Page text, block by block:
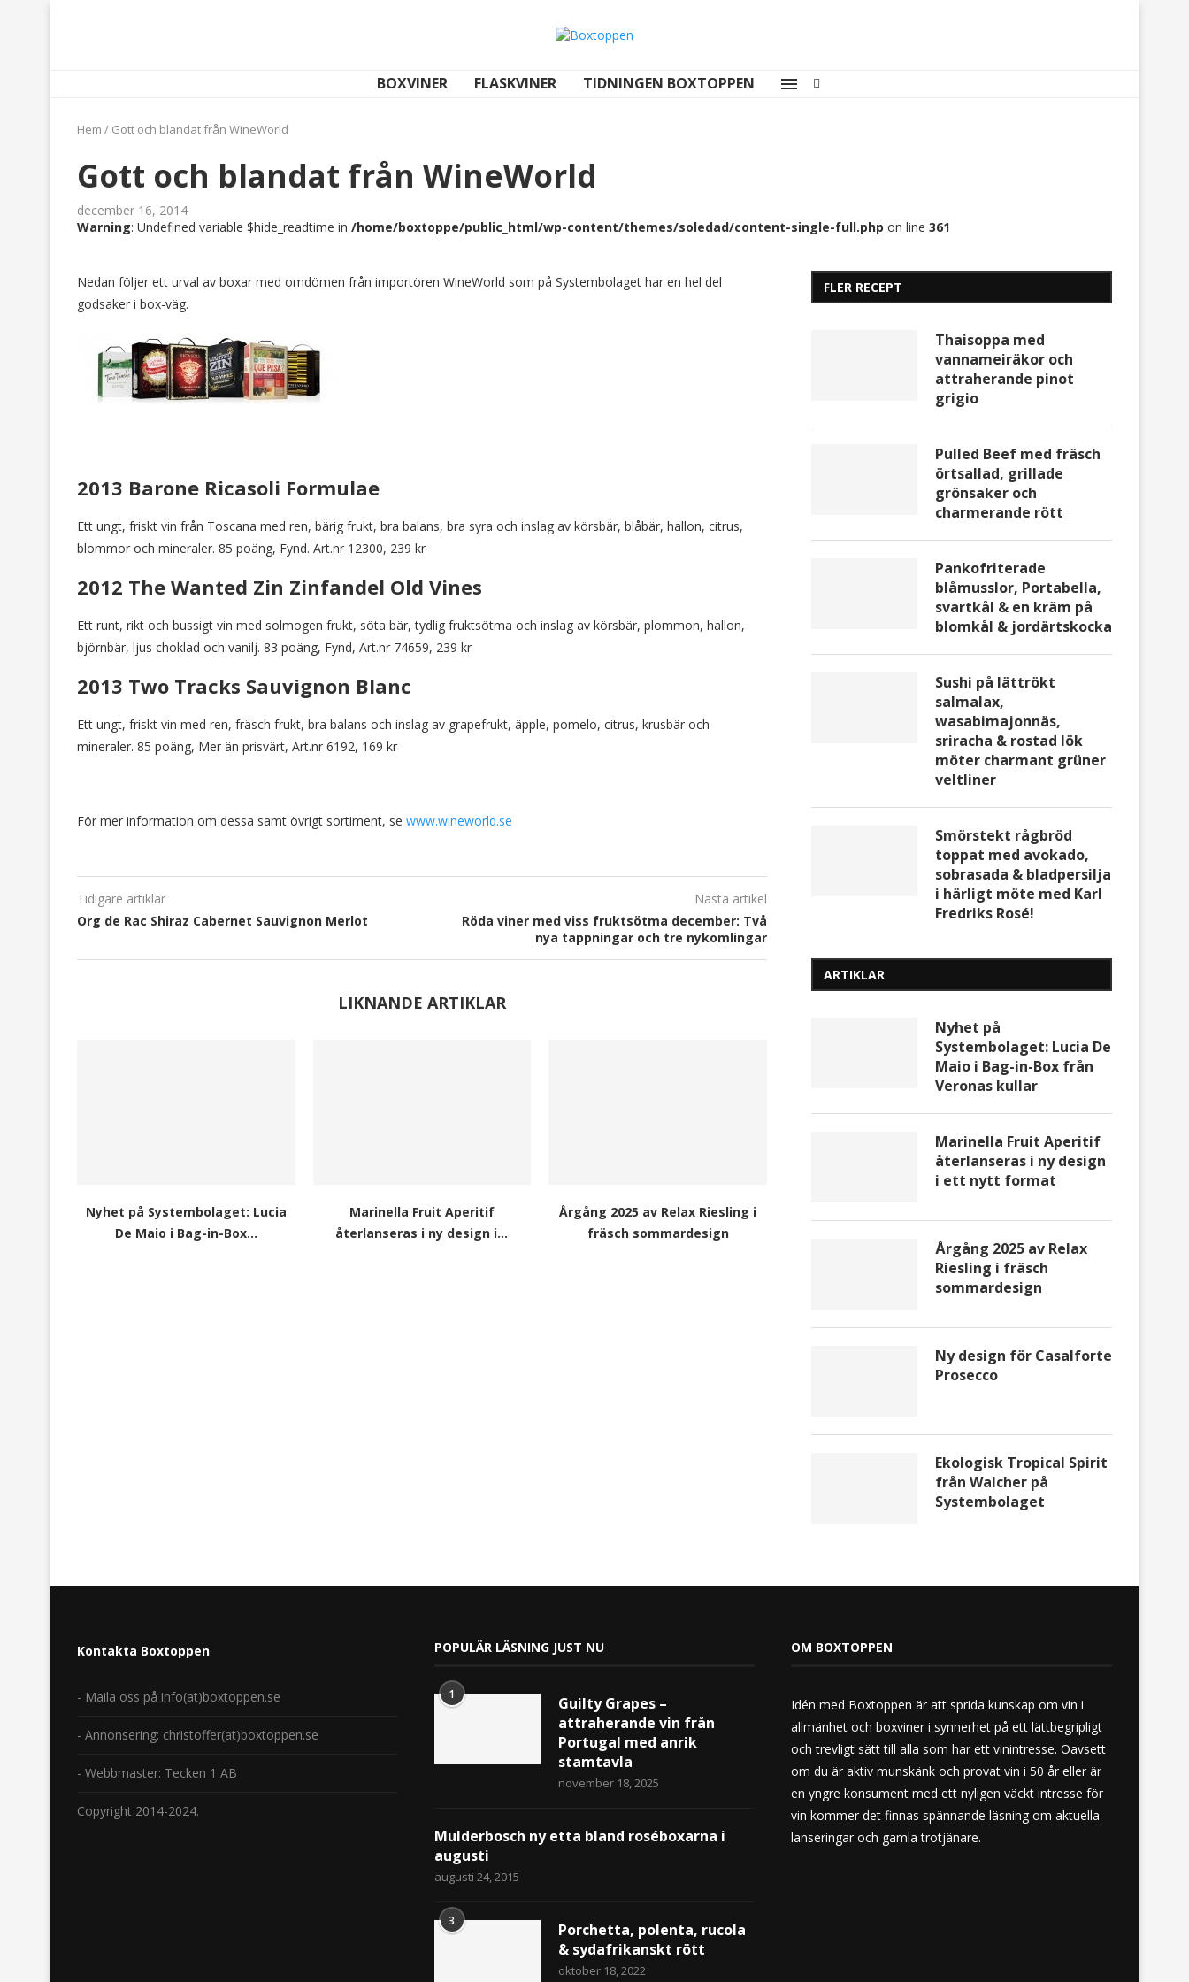
BOXVINER FLASKVINER TIDNINGEN BOXTOPPEN
Hem / Gott och blandat från WineWorld
Gott och blandat från WineWorld
december 16, 2014
Warning: Undefined variable $hide_readtime in /home/boxtoppe/public_html/wp-content/themes/soledad/content-single-full.php on line 361
Nedan följer ett urval av boxar med omdömen från importören WineWorld som på Systembolaget har en hel del
godsaker i box-väg.
2013 Barone Ricasoli Formulae
Ett ungt, friskt vin från Toscana med ren, bärig frukt, bra balans, bra syra och inslag av körsbär, blåbär, hallon, citrus,
blommor och mineraler. 85 poäng, Fynd. Art.nr 12300, 239 kr
2012 The Wanted Zin Zinfandel Old Vines
Ett runt, rikt och bussigt vin med solmogen frukt, söta bär, tydlig fruktsötma och inslag av körsbär, plommon, hallon,
björnbär, ljus choklad och vanilj. 83 poäng, Fynd, Art.nr 74659, 239 kr
2013 Two Tracks Sauvignon Blanc
Ett ungt, friskt vin med ren, fräsch frukt, bra balans och inslag av grapefrukt, äpple, pomelo, citrus, krusbär och
mineraler. 85 poäng, Mer än prisvärt, Art.nr 6192, 169 kr
För mer information om dessa samt övrigt sortiment, se www.wineworld.se
Tidigare artiklar
Org de Rac Shiraz Cabernet Sauvignon Merlot
Nästa artikel
Röda viner med viss fruktsötma december: Två
nya tappningar och tre nykomlingar
LIKNANDE ARTIKLAR
Nyhet på Systembolaget: Lucia
De Maio i Bag-in-Box...
Marinella Fruit Aperitif
återlanseras i ny design i...
Årgång 2025 av Relax Riesling i
fräsch sommardesign
FLER RECEPT
Thaisoppa med
vannameiräkor och
attraherande pinot
grigio
Pulled Beef med fräsch
örtsallad, grillade
grönsaker och
charmerande rött
Pankofriterade
blåmusslor, Portabella,
svartkål & en kräm på
blomkål & jordärtskocka
Sushi på lättrökt
salmalax,
wasabimajonnäs,
sriracha & rostad lök
möter charmant grüner
veltliner
Smörstekt rågbröd
toppat med avokado,
sobrasada & bladpersilja
i härligt möte med Karl
Fredriks Rosé!
ARTIKLAR
Nyhet på
Systembolaget: Lucia De
Maio i Bag-in-Box från
Veronas kullar
Marinella Fruit Aperitif
återlanseras i ny design
i ett nytt format
Årgång 2025 av Relax
Riesling i fräsch
sommardesign
Ny design för Casalforte
Prosecco
Ekologisk Tropical Spirit
från Walcher på
Systembolaget
Kontakta Boxtoppen
- Maila oss på info(at)boxtoppen.se
- Annonsering: christoffer(at)boxtoppen.se
- Webbmaster: Tecken 1 AB
Copyright 2014-2024.
POPULÄR LÄSNING JUST NU
1
Guilty Grapes –
attraherande vin från
Portugal med anrik
stamtavla
november 18, 2025
Mulderbosch ny etta bland roséboxarna i
augusti
augusti 24, 2015
3
Porchetta, polenta, rucola
& sydafrikanskt rött
oktober 18, 2022
OM BOXTOPPEN
Idén med Boxtoppen är att sprida kunskap om vin i
allmänhet och boxviner i synnerhet på ett lättbegripligt
och trevligt sätt till alla som har ett vinintresse. Oavsett
om du är aktiv munskänk och provat vin i 50 år eller är
en yngre konsument med ett nyligen väckt intresse för
vin kommer det finnas spännande läsning om aktuella
lanseringar och gamla trotjänare.